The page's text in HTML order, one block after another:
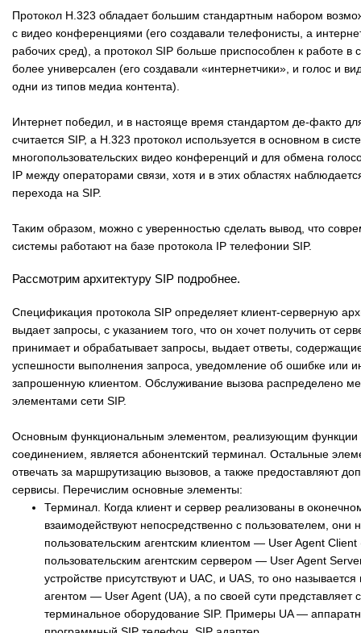
Протокол H.323 обладает большим стандартным набором
с видео конференциями (его создавали телефонисты, а
рабочих сред), а протокол SIP больше приспособлен к работе в
более универсален (его создавали «интернетчики», и голос и
одни из типов медиа контента).
Интернет победил, и в настояще время стандартом де-факто
считается SIP, а H.323 протокол используется в основном в
многопользовательских видео конференций и для обмена
IP между операторами связи, хотя и в этих областях
перехода на SIP.
Таким образом, можно с уверенностью сделать вывод, что
системы работают на базе протокола IP телефонии SIP.
Рассмотрим архитектуру SIP подробнее.
Спецификация протокола SIP определяет клиент-серверную
выдает запросы, с указанием того, что он хочет получить от
принимает и обрабатывает запросы, выдает ответы,
успешности выполнения запроса, уведомление об ошибке или
запрошенную клиентом. Обслуживание вызова распределено
элементами сети SIP.
Основным функциональным элементом, реализующим функции
соединением, является абонентский терминал. Остальные
отвечать за маршрутизацию вызовов, а также предоставляют
сервисы. Перечислим основные элементы:
Терминал. Когда клиент и сервер реализованы в
взаимодействуют непосредственно с пользователем, они
пользовательским агентским клиентом — User Agent Client
пользовательским агентским сервером — User Agent
устройстве присутствуют и UAC, и UAS, то оно называется
агентом — User Agent (UA), а по своей сути представляет
терминальное оборудование SIP. Примеры UA —